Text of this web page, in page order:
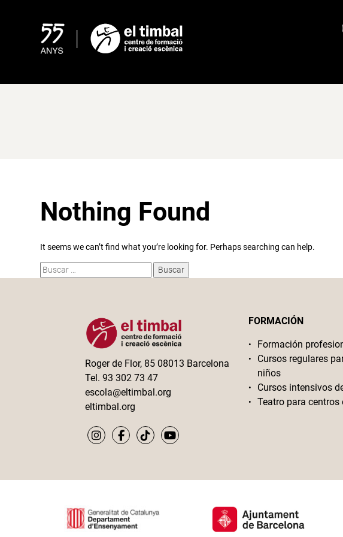
Nothing Found
It seems we can’t find what you’re looking for. Perhaps searching can help.
Buscar:
Roger de Flor, 85 08013 Barcelona
Tel. 93 302 73 47
escola@eltimbal.org
eltimbal.org
FORMACIÓN
Formación
Cursos regulares
niños
Cursos intensivos
Teatro para centros